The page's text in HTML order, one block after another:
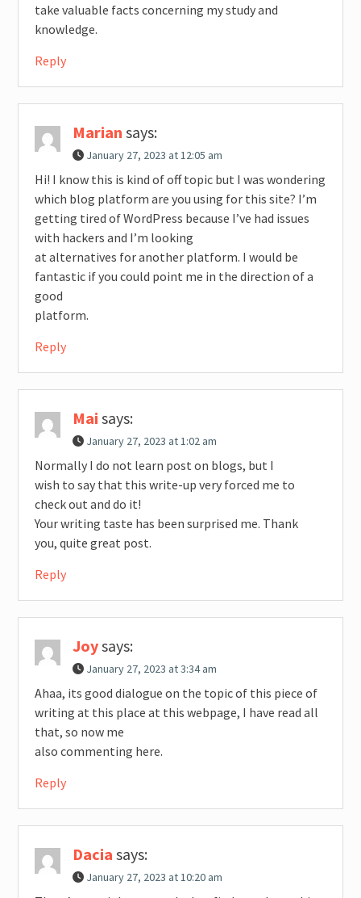
take valuable facts concerning my study and
knowledge.
Reply
Marian says:
January 27, 2023 at 12:05 am
Hi! I know this is kind of off topic but I was wondering
which blog platform are you using for this site? I’m
getting tired of WordPress because I’ve had issues
with hackers and I’m looking
at alternatives for another platform. I would be
fantastic if you could point me in the direction of a
good
platform.
Reply
Mai says:
January 27, 2023 at 1:02 am
Normally I do not learn post on blogs, but I
wish to say that this write-up very forced me to
check out and do it!
Your writing taste has been surprised me. Thank
you, quite great post.
Reply
Joysays:
January 27, 2023 at 3:34 am
Ahaa, its good dialogue on the topic of this piece of
writing at this place at this webpage, I have read all
that, so now me
also commenting here.
Reply
Dacia says:
January 27, 2023 at 10:20 am